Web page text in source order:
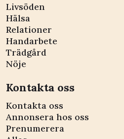
Livsöden
Hälsa
Relationer
Handarbete
Trädgård
Nöje
Kontakta oss
Kontakta oss
Annonsera hos oss
Prenumerera